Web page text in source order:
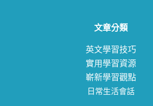
文章分類
英文學習技巧
實用學習資源
嶄新學習觀點
日常生活會話